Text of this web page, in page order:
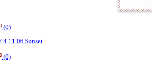
(0)
Sunset
(0)